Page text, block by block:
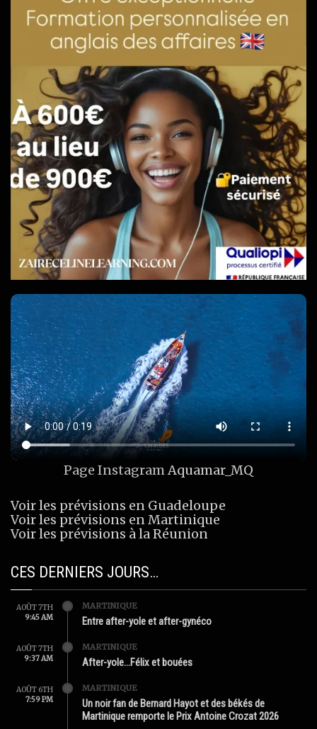
Page InstagramAquamar_MQ
Voir les prévisions en Guadeloupe
Voir les prévisions en Martinique
Voir les prévisions à la Réunion
CES DERNIERS JOURS…
AOÛT 7TH
9:45 AM
MARTINIQUE
Entre after-yole et after-gynéco
AOÛT 7TH
9:37 AM
MARTINIQUE
After-yole…Félix et bouées
AOÛT 6TH
7:59 PM
MARTINIQUE
Un noir fan de Bernard Hayot et des békés de
Martinique remporte le Prix Antoine Crozat 2026